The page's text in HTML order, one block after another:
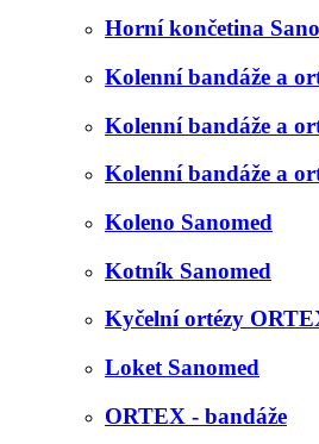
Horní končetina
Kolenní bandáže a
Kolenní bandáže a
Kolenní bandáže a
Koleno Sanomed
Kotník Sanomed
Kyčelní ortézy
Loket Sanomed
ORTEX - bandáže